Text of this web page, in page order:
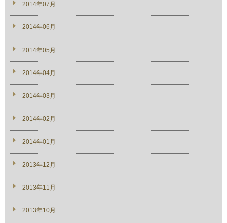
2014年07月
2014年06月
2014年05月
2014年04月
2014年03月
2014年02月
2014年01月
2013年12月
2013年11月
2013年10月